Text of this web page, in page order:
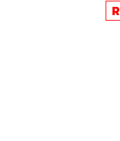
ที่ทางร้านยังไม่มีชื่อเ
ก่อตั้งในภายหลัง) เพีย